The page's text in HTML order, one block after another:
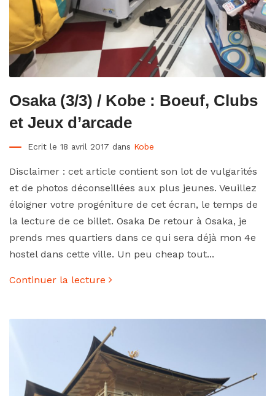
Osaka (3/3) / Kobe : Boeuf, Clubs
et Jeux d’arcade
Ecrit le 18 avril 2017 dans Kobe
Disclaimer : cet article contient son lot de vulgarités
et de photos déconseillées aux plus jeunes. Veuillez
éloigner votre progéniture de cet écran, le temps de
la lecture de ce billet. Osaka De retour à Osaka, je
prends mes quartiers dans ce qui sera déjà mon 4e
hostel dans cette ville. Un peu cheap tout...
Continuer la lecture